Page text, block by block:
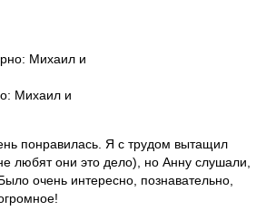
Михаил и
понравилась. Я с трудом вытащил
любят они это дело), но Анну слушали,
очень интересно, познавательно,